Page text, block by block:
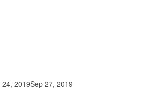
24, 2019Sep 27, 2019